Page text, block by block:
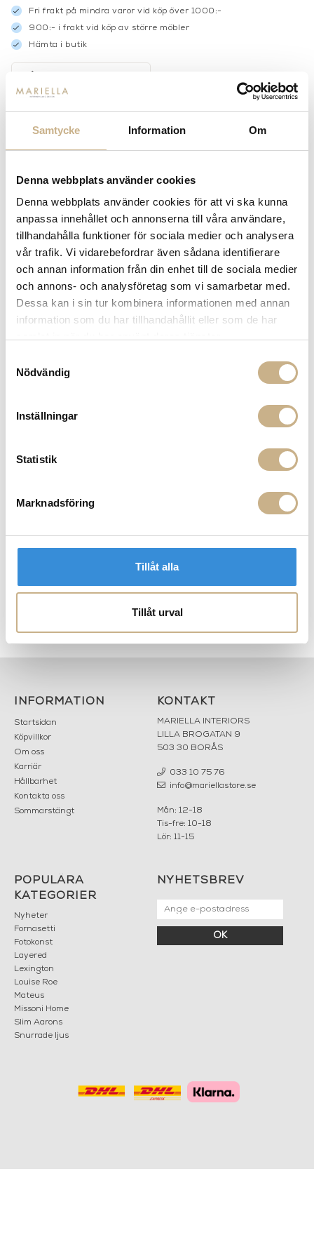
Samtycke Information Om
Denna webbplats använder cookies
Denna webbplats använder cookies för att vi ska kunna
anpassa innehållet och annonserna till våra användare,
tillhandahålla funktioner för sociala medier och analysera
vår trafik. Vi vidarebefordrar även sådana identifierare
och annan information från din enhet till de sociala medier
och annons- och analysföretag som vi samarbetar med.
Dessa kan i sin tur kombinera informationen med annan
information som du har tillhandahållit eller som de har
Nödvändig
Inställningar
Statistik
Marknadsföring
Tillåt alla
Tillåt urval
Fri frakt på mindra varor vid köp över 1000:-
900:- i frakt vid köp av större möbler
Hämta i butik
BESKRIVNING
PRODUKTVARIANTER
MER FRÅN MOLTENI
INFORMATION
Startsidan
Köpvillkor
Om oss
Karriär
Hållbarhet
Kontakta oss
Sommarstängt
KONTAKT
MARIELLA INTERIORS
LILLA BROGATAN 9
503 30 BORÅS
033 10 75 76
info@mariellastore.se
Mån: 12-18
Tis-fre: 10-18
Lör: 11-15
POPULÄRA
KATEGORIER
Nyheter
Fornasetti
Fotokonst
Layered
Lexington
Louise Roe
Mateus
Missoni Home
Slim Aarons
Snurrade ljus
NYHETSBREV
OK